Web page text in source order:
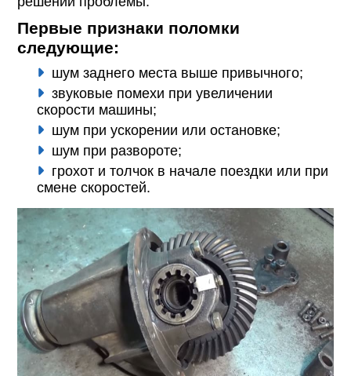
Первые признаки поломки
следующие:
шум заднего места выше привычного;
звуковые помехи при увеличении
скорости машины;
шум при ускорении или остановке;
шум при развороте;
грохот и толчок в начале поездки или при
смене скоростей.